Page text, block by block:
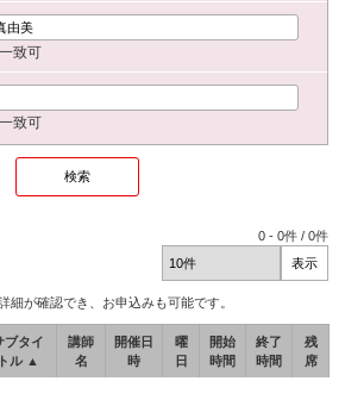
致可
致可
0 -0件 /0件
細が確認でき、お申込みも可能です。
ブタイ
トル ▲
講師
名
開催日
時
曜
日
開始
時間
終了
時間
残
席